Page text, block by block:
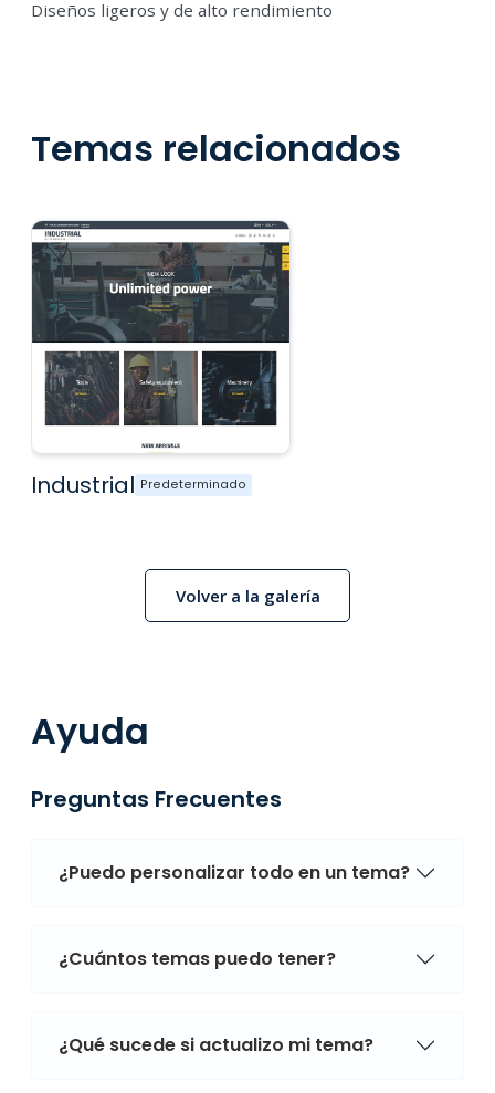
Diseños ligeros y de alto rendimiento
Temas relacionados
Industrial Predeterminado
Volver a la galería
Ayuda
Preguntas Frecuentes
¿Puedo personalizar todo en un tema?
¿Cuántos temas puedo tener?
¿Qué sucede si actualizo mi tema?